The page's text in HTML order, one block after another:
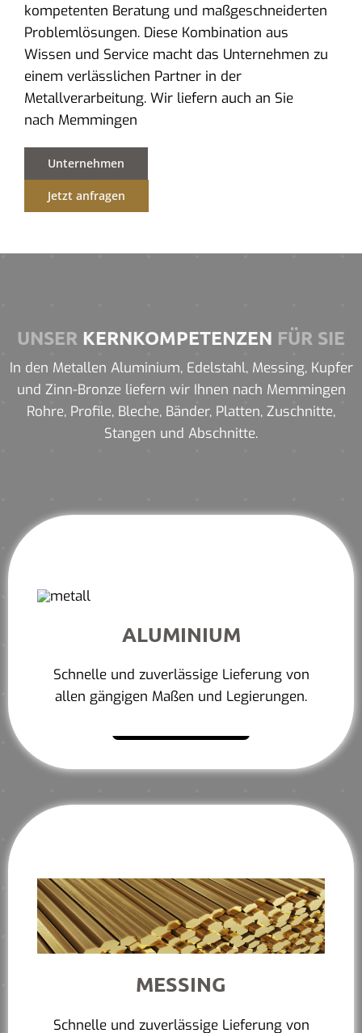
kompetenten Beratung und maßgeschneiderten
Problemlösungen. Diese Kombination aus
Wissen und Service macht das Unternehmen zu
einem verlässlichen Partner in der
Metallverarbeitung. Wir liefern auch an Sie
nach Memmingen
Unternehmen
Jetzt anfragen
UNSER KERNKOMPETENZEN FÜR SIE
In den Metallen Aluminium, Edelstahl, Messing, Kupfer
und Zinn-Bronze liefern wir Ihnen nach Memmingen
Rohre, Profile, Bleche, Bänder, Platten, Zuschnitte,
Stangen und Abschnitte.
ALUMINIUM
Schnelle und zuverlässige Lieferung von
allen gängigen Maßen und Legierungen.
MESSING
Schnelle und zuverlässige Lieferung von